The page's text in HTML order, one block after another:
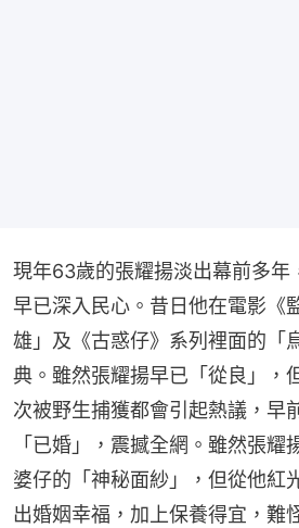
現年63歲的張耀揚淡出幕前多年
早已深入民心。昔日他在電影《
雄」及《古惑仔》系列裡面的「
典。雖然張耀揚早已「從良」，
次被野生捕獲都會引起熱議，早
「已婚」，震撼全網。雖然張耀
婆仔的「神秘面紗」，但從他紅
出婚姻幸福，加上保養得宜，難